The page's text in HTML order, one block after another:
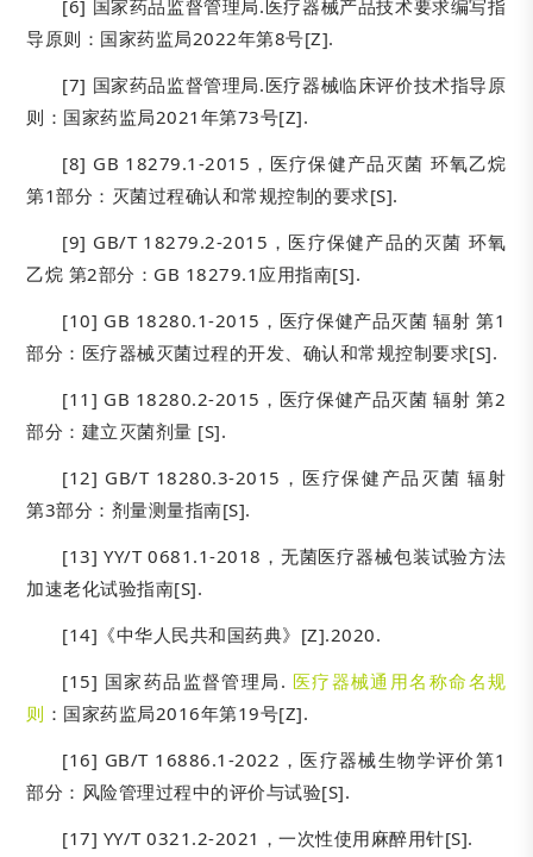
[6] 国家药品监督管理局.医疗器械产品技术要求编写指
导原则：国家药监局2022年第8号[Z].
[7] 国家药品监督管理局.医疗器械临床评价技术指导原
则：国家药监局2021年第73号[Z].
[8] GB 18279.1-2015，医疗保健产品灭菌 环氧乙烷
第1部分：灭菌过程确认和常规控制的要求[S].
[9] GB/T 18279.2-2015，医疗保健产品的灭菌 环氧
乙烷 第2部分：GB 18279.1应用指南[S].
[10] GB 18280.1-2015，医疗保健产品灭菌 辐射 第1
部分：医疗器械灭菌过程的开发、确认和常规控制要求[S].
[11] GB 18280.2-2015，医疗保健产品灭菌 辐射 第2
部分：建立灭菌剂量 [S].
[12] GB/T 18280.3-2015，医疗保健产品灭菌 辐射
第3部分：剂量测量指南[S].
[13] YY/T 0681.1-2018，无菌医疗器械包装试验方法
加速老化试验指南[S].
[14]《中华人民共和国药典》[Z].2020.
[15] 国家药品监督管理局. 医疗器械通用名称命名规
则 ：国家药监局2016年第19号[Z].
[16] GB/T 16886.1-2022，医疗器械生物学评价第1
部分：风险管理过程中的评价与试验[S].
[17] YY/T 0321.2-2021，一次性使用麻醉用针[S].